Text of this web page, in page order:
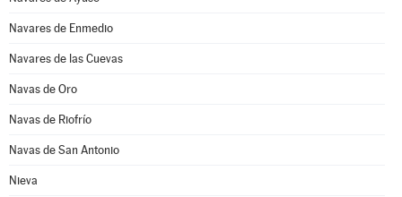
Navares de Enmedio
Navares de las Cuevas
Navas de Oro
Navas de Riofrío
Navas de San Antonio
Nieva